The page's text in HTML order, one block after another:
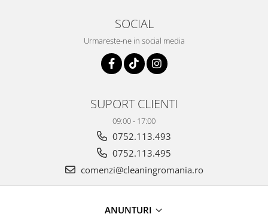
Concentralia Profesional
Dispensere prosoape pliate de
Dispensere role prosop hartie si
Dispensere hartie igienica si
Dozatoare sapun lichid si
SOCIAL
Urmareste-ne in social media
SUPORT CLIENTI
09:00 - 17:00
0752.113.493
0752.113.495
comenzi@cleaningromania.ro
ANUNTURI